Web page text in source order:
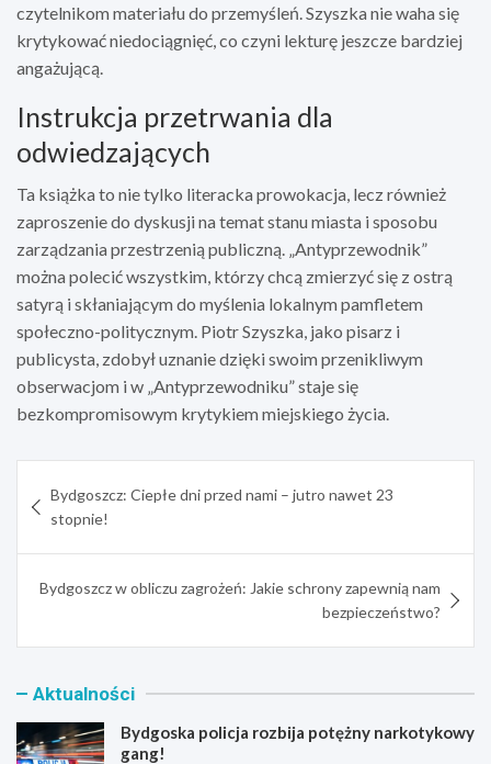
czytelnikom materiału do przemyśleń. Szyszka nie waha się
krytykować niedociągnięć, co czyni lekturę jeszcze bardziej
angażującą.
Instrukcja przetrwania dla
odwiedzających
Ta książka to nie tylko literacka prowokacja, lecz również
zaproszenie do dyskusji na temat stanu miasta i sposobu
zarządzania przestrzenią publiczną. „Antyprzewodnik”
można polecić wszystkim, którzy chcą zmierzyć się z ostrą
satyrą i skłaniającym do myślenia lokalnym pamfletem
społeczno-politycznym. Piotr Szyszka, jako pisarz i
publicysta, zdobył uznanie dzięki swoim przenikliwym
obserwacjom i w „Antyprzewodniku” staje się
bezkompromisowym krytykiem miejskiego życia.
wpisu
Bydgoszcz: Ciepłe dni przed nami – jutro nawet 23
stopnie!
Bydgoszcz w obliczu zagrożeń: Jakie schrony zapewnią nam
bezpieczeństwo?
Aktualności
Bydgoska policja rozbija potężny narkotykowy
gang!